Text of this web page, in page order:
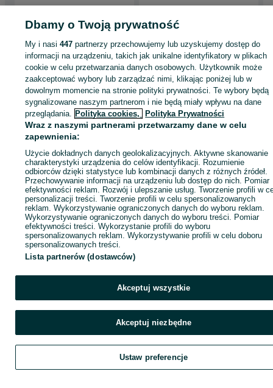
Wielkopolskie
Węgiel - Antonin
KATEGORIA
889050316 Wyświetlenia:
Dbamy o Twoją prywatność
My i nasi447 partnerzy przechowujemy lub uzyskujemy dostęp do
informacji na urządzeniu, takich jak unikalne identyfikatory w plikach
cookie w celu przetwarzania danych osobowych. Użytkownik może
zaakceptować wybory lub zarządzać nimi, klikając poniżej lub w
dowolnym momencie na stronie polityki prywatności. Te wybory będą
sygnalizowane naszym partnerom i nie będą miały wpływu na dane
przeglądania. Polityka cookies, Polityka Prywatności
Wraz z naszymi partnerami przetwarzamy dane w celu
zapewnienia:
Użycie dokładnych danych geolokalizacyjnych. Aktywne skanowanie
charakterystyki urządzenia do celów identyfikacji. Rozumienie
odbiorców dzięki statystyce lub kombinacji danych z różnych źródeł.
Przechowywanie informacji na urządzeniu lub dostęp do nich. Pomiar
efektywności reklam. Rozwój i ulepszanie usług. Tworzenie profili w
personalizacji treści. Tworzenie profili w celu spersonalizowanych
reklam. Wykorzystywanie ograniczonych danych do wyboru reklam.
Wykorzystywanie ograniczonych danych do wyboru treści. Pomiar
efektywności treści. Wykorzystanie profili do wyboru
spersonalizowanych reklam. Wykorzystywanie profili w celu doboru
spersonalizowanych treści.
Lista partnerów (dostawców)
Akceptuj wszystkie
Akceptuj niezbędne
Ustaw preferencje